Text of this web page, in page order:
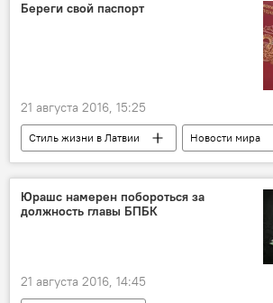
Береги свой паспорт
21 августа 2016, 15:25
Стиль жизни в Латвии Новости мира
Юрашс намерен побороться за
должность главы БПБК
21 августа 2016, 14:45